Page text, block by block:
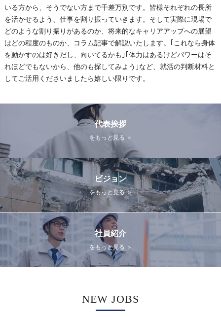
いる方から、そうでない方まで千差万別です。皆様それぞれの長所
を活かせるよう、仕事を割り振っていきます。そして実際に現場で
どのような割り振りがあるのか、将来的なキャリアアップへの展望
はどの程度のものか、コラム記事で解説いたします。｢これなら身体
を動かすのは好きだし、向いてるかも｣｢体力はあるけどパワーはそ
れほどでもないから、他のも探してみよう｣など、就活の判断材料と
してご活用くださいましたら嬉しい限りです。
代表挨拶
をもっと見る ＞
ビジョン
をもっと見る ＞
社員紹介
をもっと見る ＞
NEW JOBS